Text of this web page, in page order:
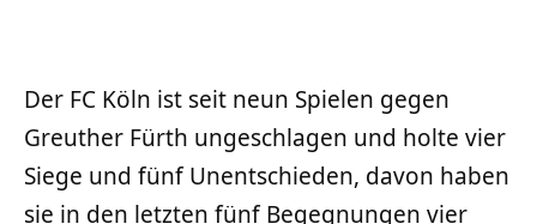
Der FC Köln ist seit neun Spielen gegen
Greuther Fürth ungeschlagen und holte vier
Siege und fünf Unentschieden, davon haben
sie in den letzten fünf Begegnungen vier